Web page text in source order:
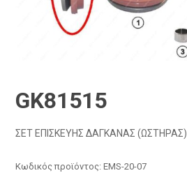
GK81515
ΣΕΤ ΕΠΙΣΚΕΥΗΣ ΔΑΓΚΑΝΑΣ (ΩΣΤΗΡΑΣ)
Κωδικός προϊόντος:EMS-20-07